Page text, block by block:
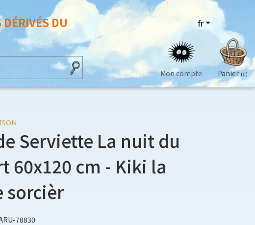
DU
fr
Mon compte Panier (0)
Serviette La nuit du
60x120 cm - Kiki la
sorcièr
78830